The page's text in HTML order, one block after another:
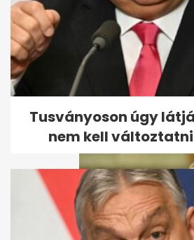
Matolcsy: Egy
kalandját látjuk
Tusványoson úgy
nem kell